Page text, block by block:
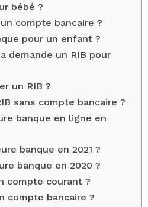
bébé ?
compte bancaire ?
pour un enfant ?
demande un RIB pour
un RIB ?
sans compte bancaire ?
banque en ligne en
banque en 2021 ?
banque en 2020 ?
compte courant ?
compte bancaire ?